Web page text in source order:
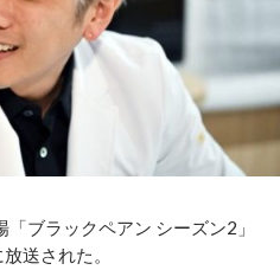
ブラックペアン シーズン2」
送された。